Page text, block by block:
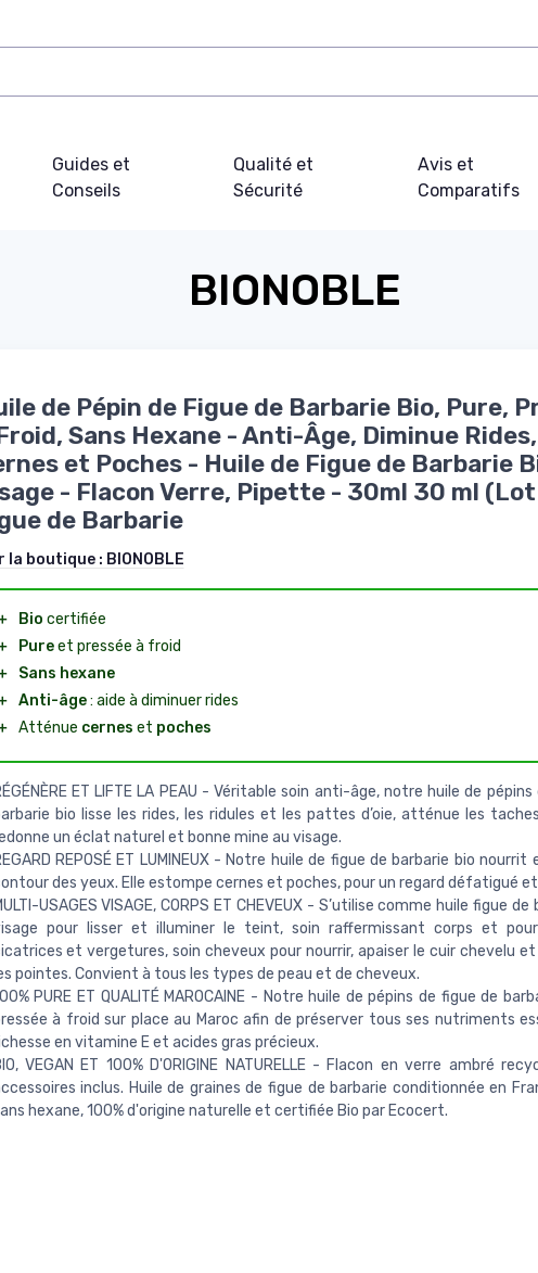
Guides et
Conseils
Qualité et
Sécurité
Avis et
Comparatifs
BIONOBLE
de Pépin de Figue de Barbarie Bio, Pure,
Sans Hexane - Anti-Âge, Diminue Rides,
et Poches - Huile de Figue de Barbarie
- Flacon Verre, Pipette - 30ml 30 ml (Lot
de Barbarie
la boutique : BIONOBLE
Bio certifiée
Pureet pressée à froid
Sans hexane
Anti-âge: aide à diminuer rides
Atténue cernes et poches
ET LIFTE LA PEAU - Véritable soin anti-âge, notre huile de
bio lisse les rides, les ridules et les pattes d’oie, atténue les
un éclat naturel et bonne mine au visage.
REPOSÉ ET LUMINEUX - Notre huile de figue de barbarie bio
des yeux. Elle estompe cernes et poches, pour un regard défatigué
USAGES VISAGE, CORPS ET CHEVEUX - S’utilise comme huile figue
pour lisser et illuminer le teint, soin raffermissant corps et
et vergetures, soin cheveux pour nourrir, apaiser le cuir chevelu
pointes. Convient à tous les types de peau et de cheveux.
PURE ET QUALITÉ MAROCAINE - Notre huile de pépins de figue de
à froid sur place au Maroc afin de préserver tous ses nutriments
en vitamine E et acides gras précieux.
VEGAN ET 100% D'ORIGINE NATURELLE - Flacon en verre ambré
inclus. Huile de graines de figue de barbarie conditionnée en
hexane, 100% d'origine naturelle et certifiée Bio par Ecocert.